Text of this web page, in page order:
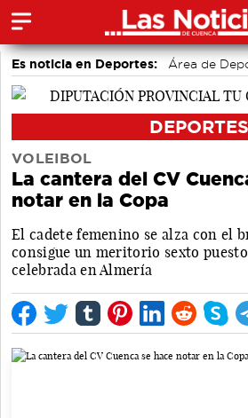
Es noticia en Deportes:
Área de
Bolos conquenses
DEPORTES
VOLEIBOL
La cantera del CV
notar en la Copa
El cadete femenino se alza con el
consigue un meritorio sexto
celebrada en Almería